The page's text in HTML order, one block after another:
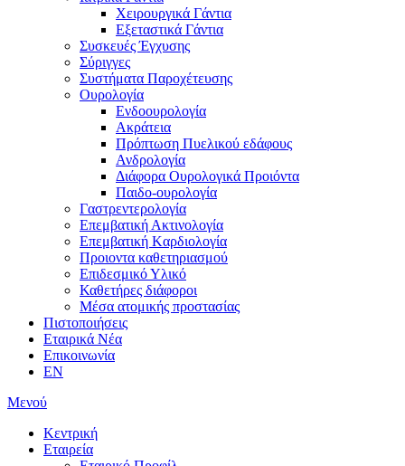
Χειρουργικά Γάντια
Εξεταστικά Γάντια
Συσκευές Έγχυσης
Σύριγγες
Συστήματα Παροχέτευσης
Ουρολογία
Ενδοουρολογία
Ακράτεια
Πρόπτωση Πυελικού εδάφους
Ανδρολογία
Διάφορα Ουρολογικά Προιόντα
Παιδο-ουρολογία
Γαστρεντερολογία
Επεμβατική Ακτινολογία
Επεμβατική Kαρδιολογία
Προιοντα καθετηριασμού
Επιδεσμικό Υλικό
Καθετήρες διάφοροι
Μέσα ατομικής προστασίας
Πιστοποιήσεις
Εταιρικά Νέα
Επικοινωνία
EN
Μενού
Κεντρική
Εταιρεία